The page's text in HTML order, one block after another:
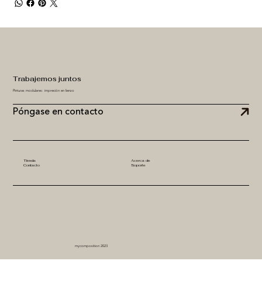
Póngase en contacto
Pinturas modulares: impresión en lienzo
Trabajemos juntos
Tienda
Acerca de
Contacto
Soporte
mycomposition 2023